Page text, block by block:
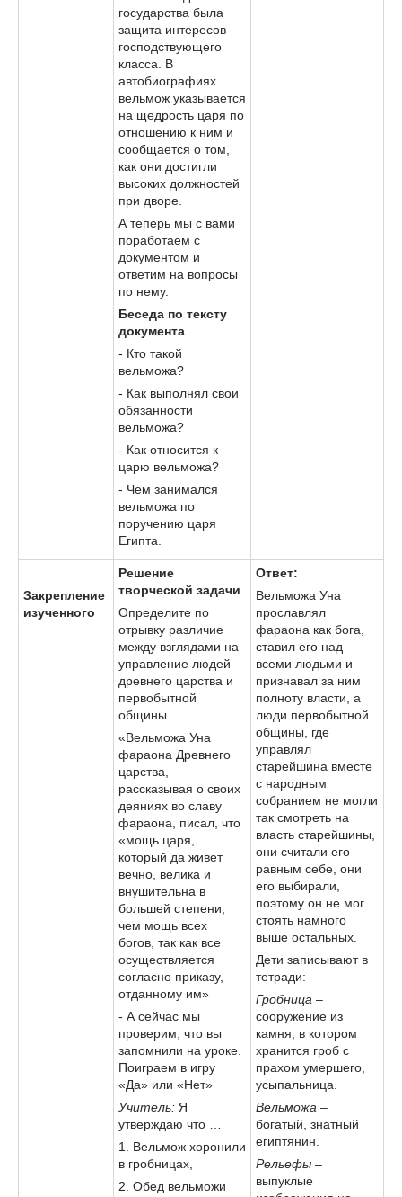
государства была
защита интересов
господствующего
класса. В
автобиографиях
вельмож указывается
на щедрость царя по
отношению к ним и
сообщается о том,
как они достигли
высоких должностей
при дворе.
А теперь мы с вами
поработаем с
документом и
ответим на вопросы
по нему.
Беседа по тексту
документа
- Кто такой
вельможа?
- Как выполнял свои
обязанности
вельможа?
- Как относится к
царю вельможа?
- Чем занимался
вельможа по
поручению царя
Египта.
Закрепление
изученного
Решение
творческой задачи
Определите по
отрывку различие
между взглядами на
управление людей
древнего царства и
первобытной
общины.
«Вельможа Уна
фараона Древнего
царства,
рассказывая о своих
деяниях во славу
фараона, писал, что
«мощь царя,
который да живет
вечно, велика и
внушительна в
большей степени,
чем мощь всех
богов, так как все
осуществляется
согласно приказу,
отданному им»
- А сейчас мы
проверим, что вы
запомнили на уроке.
Поиграем в игру
«Да» или «Нет»
Учитель: Я
утверждаю что …
1. Вельмож хоронили
в гробницах,
2. Обед вельможи
Ответ:
Вельможа Уна
прославлял
фараона как бога,
ставил его над
всеми людьми и
признавал за ним
полноту власти, а
люди первобытной
общины, где
управлял
старейшина вместе
с народным
собранием не могли
так смотреть на
власть старейшины,
они считали его
равным себе, они
его выбирали,
поэтому он не мог
стоять намного
выше остальных.
Дети записывают в
тетради:
Гробница –
сооружение из
камня, в котором
хранится гроб с
прахом умершего,
усыпальница.
Вельможа –
богатый, знатный
египтянин.
Рельефы –
выпуклые